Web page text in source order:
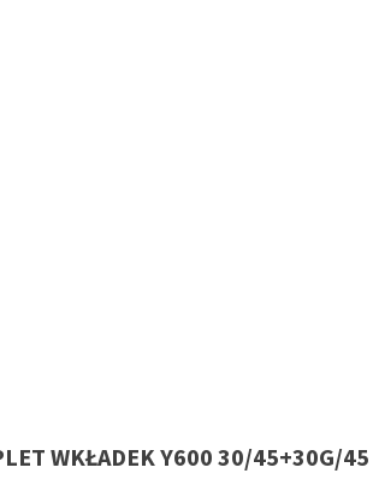
WKŁADEK Y600 30/45+30G/45